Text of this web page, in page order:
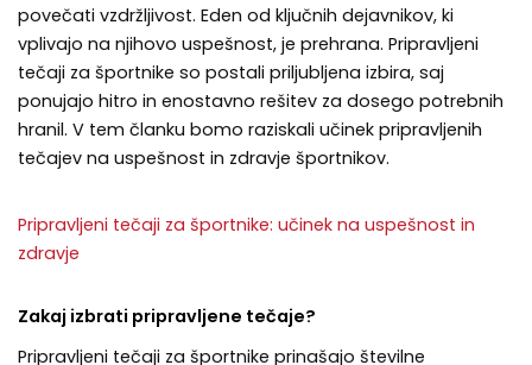
povečati vzdržljivost. Eden od ključnih dejavnikov, ki
vplivajo na njihovo uspešnost, je prehrana. Pripravljeni
tečaji za športnike so postali priljubljena izbira, saj
ponujajo hitro in enostavno rešitev za dosego potrebnih
hranil. V tem članku bomo raziskali učinek pripravljenih
tečajev na uspešnost in zdravje športnikov.
Pripravljeni tečaji za športnike: učinek na uspešnost in
zdravje
Zakaj izbrati pripravljene tečaje?
Pripravljeni tečaji za športnike prinašajo številne